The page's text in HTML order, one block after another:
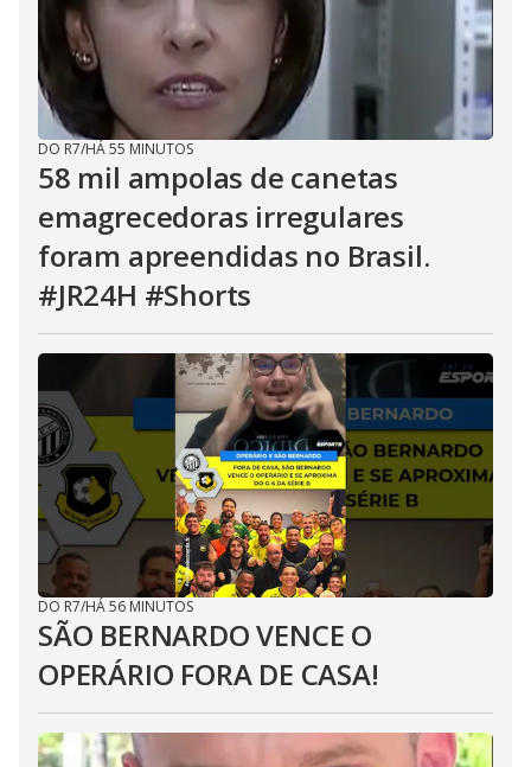
DO R7/HÁ 55 MINUTOS
58 mil ampolas de canetas
emagrecedoras irregulares
foram apreendidas no Brasil.
#JR24H #Shorts
DO R7/HÁ 56 MINUTOS
SÃO BERNARDO VENCE O
OPERÁRIO FORA DE CASA!